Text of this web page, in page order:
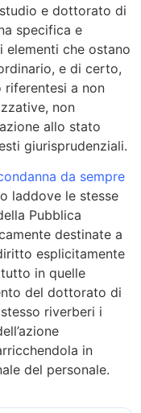
e dottorato di
specifica e
elementi che ostano
e di certo,
a non
non
allo stato
giurisprudenziali.
da sempre
laddove le stesse
Pubblica
destinate a
esplicitamente
in quelle
del dottorato di
riverberi i
in
del personale.